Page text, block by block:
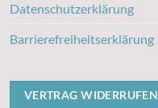
Datenschutzerklärung
Barrierefreiheitserklärung
VERTRAG WIDERRUFEN